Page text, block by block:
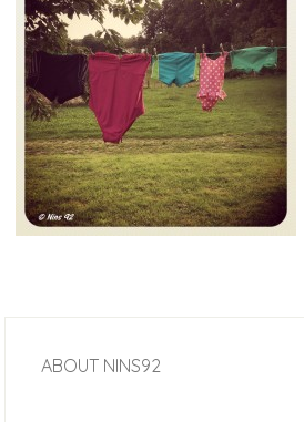
ABOUT NINS92